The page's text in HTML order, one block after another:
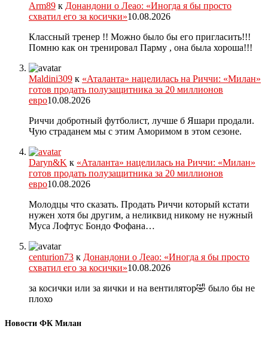
Arm89 к Донандони о Леао: «Иногда я бы просто
схватил его за косички»10.08.2026
Классный тренер !! Можно было бы его пригласить!!!
Помню как он тренировал Парму , она была хороша!!!
Maldini309 к «Аталанта» нацелилась на Риччи: «Милан»
готов продать полузащитника за 20 миллионов
евро10.08.2026
Риччи добротный футболист, лучше б Яшари продали.
Чую страданем мы с этим Аморимом в этом сезоне.
Daryn&K к «Аталанта» нацелилась на Риччи: «Милан»
готов продать полузащитника за 20 миллионов
евро10.08.2026
Молодцы что сказать. Продать Риччи который кстати
нужен хотя бы другим, а неликвид никому не нужный
Муса Лофтус Бондо Фофана…
centurion73 к Донандони о Леао: «Иногда я бы просто
схватил его за косички»10.08.2026
за косички или за яички и на вентилятор🤣 было бы не
плохо
Новости ФК Милан